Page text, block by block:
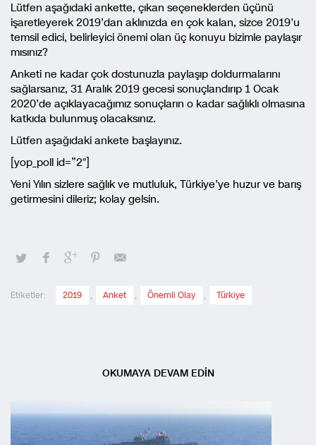
Lütfen aşağıdaki ankette, çıkan seçeneklerden üçünü
işaretleyerek 2019’dan aklınızda en çok kalan, sizce 2019’u
temsil edici, belirleyici önemi olan üç konuyu bizimle paylaşır
mısınız?
Anketi ne kadar çok dostunuzla paylaşıp doldurmalarını
sağlarsanız, 31 Aralık 2019 gecesi sonuçlandırıp 1 Ocak
2020’de açıklayacağımız sonuçların o kadar sağlıklı olmasına
katkıda bulunmuş olacaksınız.
Lütfen aşağıdaki ankete başlayınız.
[yop_poll id=”2″]
Yeni Yılın sizlere sağlık ve mutluluk, Türkiye’ye huzur ve barış
getirmesini dileriz; kolay gelsin.
Etiketler: 2019 , Anket , Önemli Olay , Türkiye
OKUMAYA DEVAM EDİN